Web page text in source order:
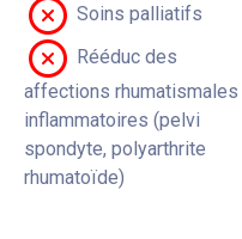
Soins palliatifs
Rééduc des
affections rhumatismales
inflammatoires (pelvi
spondyte, polyarthrite
rhumatoïde)